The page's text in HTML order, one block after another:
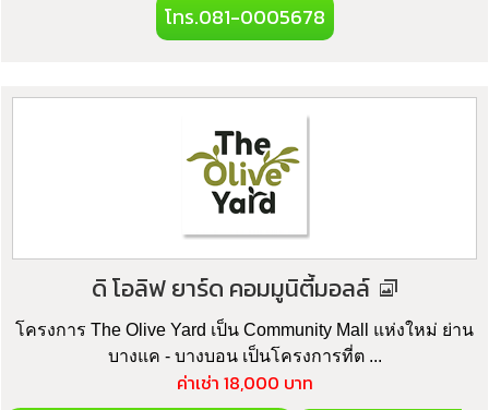
โทร.081-0005678
ดิ โอลิฟ ยาร์ด คอมมูนิตี้มอลล์
โครงการ The Olive Yard เป็น Community Mall แห่งใหม่ ย่าน
บางแค - บางบอน เป็นโครงการที่ต ...
ค่าเช่า 18,000 บาท